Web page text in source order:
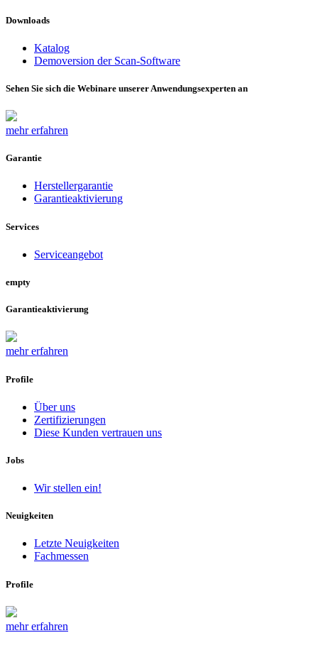
Downloads
Katalog
Demoversion der Scan-Software
Sehen Sie sich die Webinare unserer Anwendungsexperten an
mehr erfahren
Garantie
Herstellergarantie
Garantieaktivierung
Services
Serviceangebot
empty
Garantieaktivierung
mehr erfahren
Profile
Über uns
Zertifizierungen
Diese Kunden vertrauen uns
Jobs
Wir stellen ein!
Neuigkeiten
Letzte Neuigkeiten
Fachmessen
Profile
mehr erfahren